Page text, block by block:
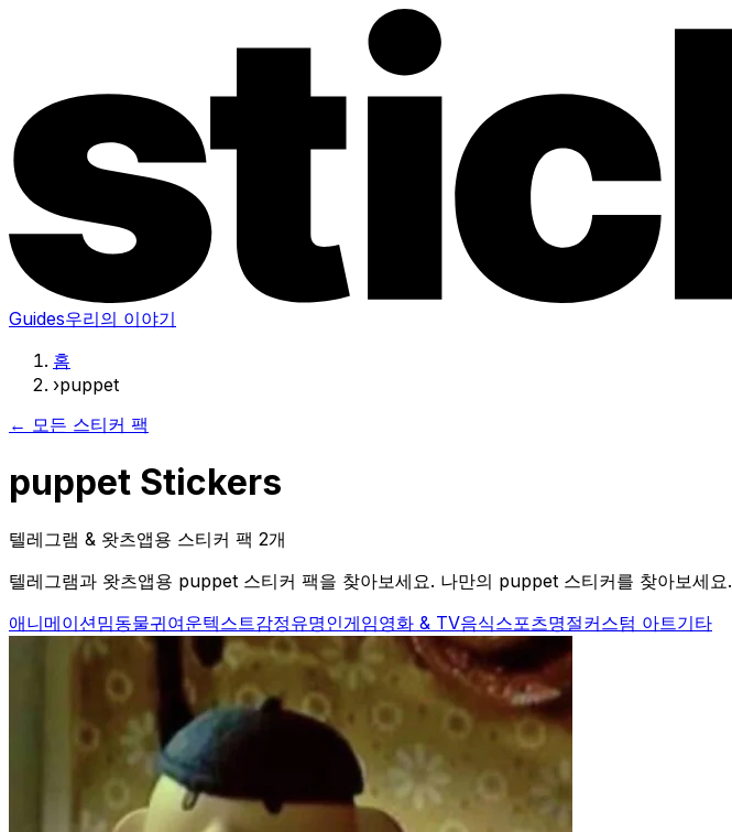
Guides우리의 이야기
홈
›puppet
← 모든 스티커 팩
puppet Stickers
텔레그램 & 왓츠앱용 스티커 팩 2개
텔레그램과 왓츠앱용 puppet 스티커 팩을 찾아보세요. 나만의 puppet 스티커를 찾아보세요.
애니메이션밈동물귀여운텍스트감정유명인게임영화 & TV음식스포츠명절커스텀 아트기타